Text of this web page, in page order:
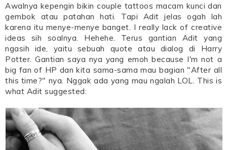
Awalnya kepengin bikin couple tattoos macam kunci dan
gembok atau patahan hati. Tapi Adit jelas ogah lah
karena itu menye-menye banget. I really lack of creative
ideas sih soalnya. Hehehe. Terus gantian Adit yang
ngasih ide, yaitu sebuah quote atau dialog di Harry
Potter. Gantian saya nya yang emoh because I'm not a
big fan of HP dan kita sama-sama mau bagian "After all
this time?" nya. Nggak ada yang mau ngalah LOL. This is
what Adit suggested: